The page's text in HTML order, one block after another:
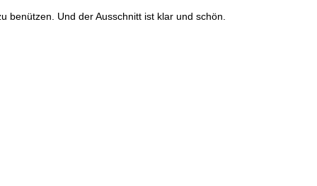
Und der Ausschnitt ist klar und schön.